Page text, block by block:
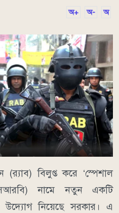
অ+ অ- অ
(র‌্যাব) বিলুপ্ত করে ‘স্পেশাল
নামে নতুন একটি
উদ্যোগ নিয়েছে সরকার। এ